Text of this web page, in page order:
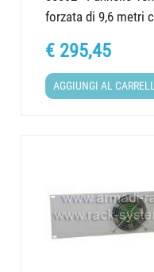
forzata di 9,6 metri
€ 295,45
AGGIUNGI AL